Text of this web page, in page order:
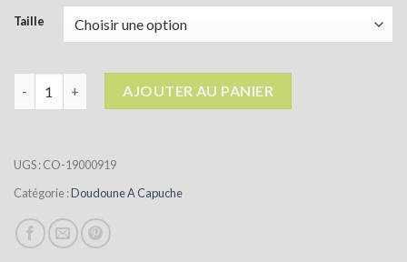
Taille
quantité de doudoune a capuche
AJOUTER AU PANIER
UGS :CO-19000919
Catégorie :Doudoune A Capuche